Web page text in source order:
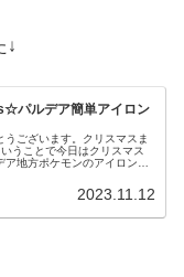
↓
パルデア簡単アイロン
うございます。クリスマスま
うことで今日はクリスマス
地方ポケモンのアイロンビ
2023.11.12